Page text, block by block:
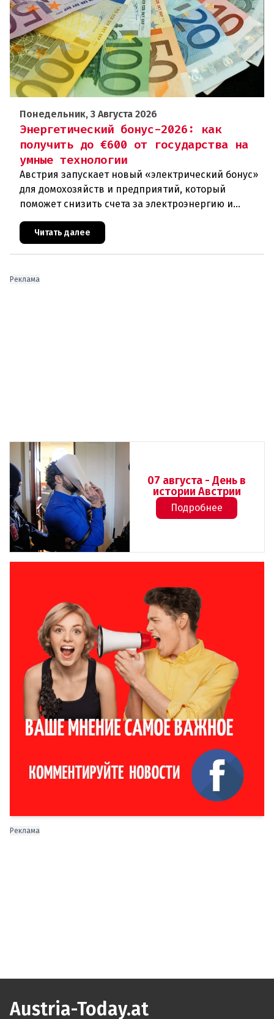
Понедельник, 3 Августа 2026
Энергетический бонус-2026: как
получить до €600 от государства на
умные технологии
Австрия запускает новый «электрический бонус»
для домохозяйств и предприятий, который
поможет снизить счета за электроэнергию и
разгрузить энергосети. Частные лица могут
получить до 600 евро на устано
Читать далее
Реклама
07 августа - День в
истории Австрии
Подробнее
Реклама
Austria-Today.at